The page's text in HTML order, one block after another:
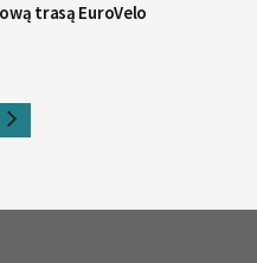
trasą EuroVelo